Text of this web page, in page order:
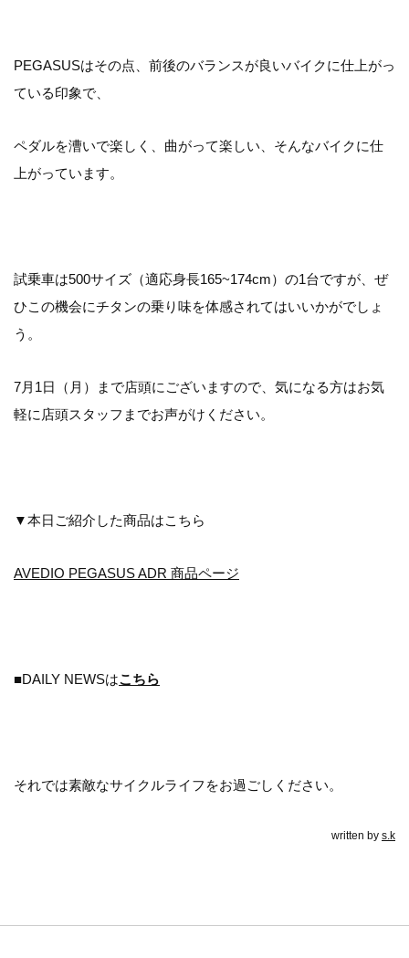
PEGASUSはその点、前後のバランスが良いバイクに仕上がっ
ている印象で、
ペダルを漕いで楽しく、曲がって楽しい、そんなバイクに仕
上がっています。
試乗車は500サイズ（適応身長165~174cm）の1台ですが、ぜ
ひこの機会にチタンの乗り味を体感されてはいいかがでしょ
う。
7月1日（月）まで店頭にございますので、気になる方はお気
軽に店頭スタッフまでお声がけください。
▼本日ご紹介した商品はこちら
AVEDIO PEGASUS ADR 商品ページ
■DAILY NEWSはこちら
それでは素敵なサイクルライフをお過ごしください。
written by s.k